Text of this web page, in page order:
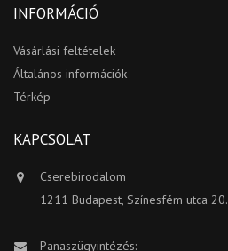
INFORMÁCIÓ
Vásárlási feltételek
Általános információk
Térkép
KAPCSOLAT
Cserebirodalom
1211 Budapest, Színesfém utca 20.
Panaszügyintézés: